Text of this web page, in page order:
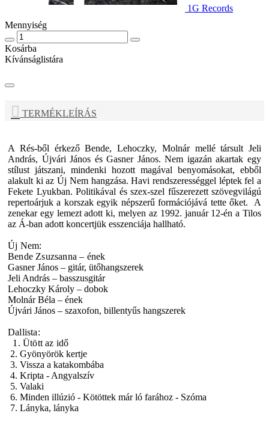
1G Records
Mennyiség
Kosárba
Kívánságlistára
TERMÉKLEÍRÁS
A Rés-ből érkező Bende, Lehoczky, Molnár mellé társult Jeli
András, Újvári János és Gasner János. Nem igazán akartak egy
stílust játszani, mindenki hozott magával benyomásokat, ebből
alakult ki azÚj Nemhangzása. Havi rendszerességgel léptek fel a
Fekete Lyukban. Politikával és szex-szel fűszerezett szövegvilágú
repertoárjuk a korszak egyik népszerű formációjává tette őket. A
zenekar egy lemezt adott ki, melyen az 1992. január 12-én a Tilos
az Á-ban adott koncertjük esszenciája hallható.
Új Nem:
Bende Zsuzsanna – ének
Gasner János – gitár, ütőhangszerek
Jeli András – basszusgitár
Lehoczky Károly – dobok
Molnár Béla – ének
Újvári János – szaxofon, billentyűs hangszerek
Dallista:
1. Ütött az idő
2. Gyönyörök kertje
3. Vissza a katakombába
4. Kripta - Angyalszív
5. Valaki
6. Minden illúzió - Kötöttek már ló farához - Szóma
7. Lányka, lányka